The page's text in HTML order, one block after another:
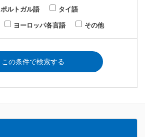
ポルトガル語 タイ語
ヨーロッパ各言語 その他